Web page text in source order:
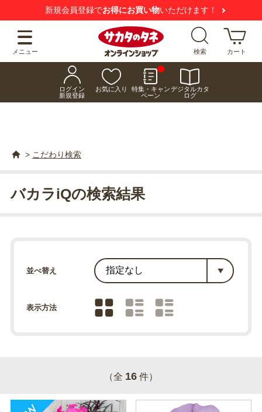
新規会員登録でお得にお買い物いただけます！
メニュー 検索 カート
ログイン
新規登録
お気に入り
特集・キャン
ペーン
デジタルカタ
ログ
> こだわり検索
バカラiQの検索結果
並べ替え
表示方法
（全 16 件）